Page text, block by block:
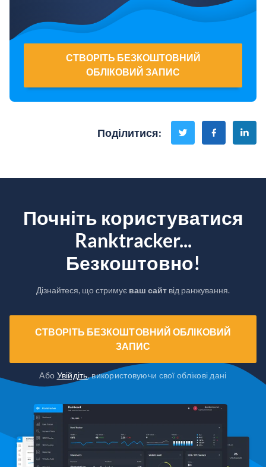
СТВОРІТЬ БЕЗКОШТОВНИЙ
ОБЛІКОВИЙ ЗАПИС
Поділитися:
Почніть користуватися
Ranktracker...
Безкоштовно!
Дізнайтеся, що стримує ваш сайт від ранжування.
СТВОРІТЬ БЕЗКОШТОВНИЙ ОБЛІКОВИЙ
ЗАПИС
Або Увійдіть, використовуючи свої облікові дані